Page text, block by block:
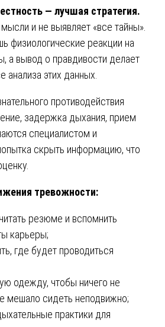
— лучшая стратегия.
и не выявляет «все тайны».
физиологические реакции на
а вывод о правдивости делает
анализа этих данных.
противодействия
задержка дыхания, прием
специалистом и
скрыть информацию, что
тревожности:
резюме и вспомнить
карьеры;
где будет проводиться
одежду, чтобы ничего не
мешало сидеть неподвижно;
практики для